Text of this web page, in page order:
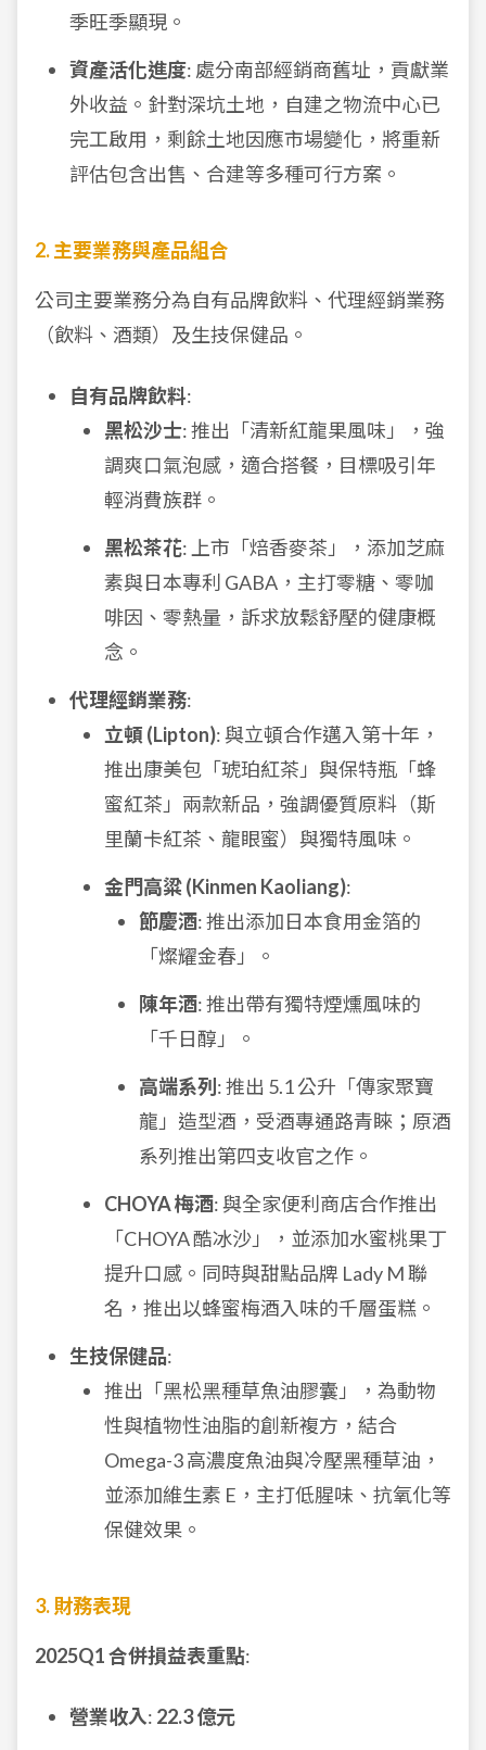
季旺季顯現。
資產活化進度: 處分南部經銷商舊址，貢獻業
外收益。針對深坑土地，自建之物流中心已
完工啟用，剩餘土地因應市場變化，將重新
評估包含出售、合建等多種可行方案。
2. 主要業務與產品組合
公司主要業務分為自有品牌飲料、代理經銷業務
（飲料、酒類）及生技保健品。
自有品牌飲料:
黑松沙士: 推出「清新紅龍果風味」，強
調爽口氣泡感，適合搭餐，目標吸引年
輕消費族群。
黑松茶花: 上市「焙香麥茶」，添加芝麻
素與日本專利 GABA，主打零糖、零咖
啡因、零熱量，訴求放鬆舒壓的健康概
念。
代理經銷業務:
立頓 (Lipton): 與立頓合作邁入第十年，
推出康美包「琥珀紅茶」與保特瓶「蜂
蜜紅茶」兩款新品，強調優質原料（斯
里蘭卡紅茶、龍眼蜜）與獨特風味。
金門高粱 (Kinmen Kaoliang):
節慶酒: 推出添加日本食用金箔的
「燦耀金春」。
陳年酒: 推出帶有獨特煙燻風味的
「千日醇」。
高端系列 : 推出 5.1 公升「傳家聚寶
龍」造型酒，受酒專通路青睞；原酒
系列推出第四支收官之作。
CHOYA 梅酒: 與全家便利商店合作推出
「CHOYA 酷冰沙」，並添加水蜜桃果丁
提升口感。同時與甜點品牌 Lady M 聯
名，推出以蜂蜜梅酒入味的千層蛋糕。
生技保健品:
推出「黑松黑種草魚油膠囊」，為動物
性與植物性油脂的創新複方，結合
Omega-3 高濃度魚油與冷壓黑種草油，
並添加維生素 E，主打低腥味、抗氧化等
保健效果。
3. 財務表現
2025Q1 合併損益表重點:
營業收入: 22.3 億元